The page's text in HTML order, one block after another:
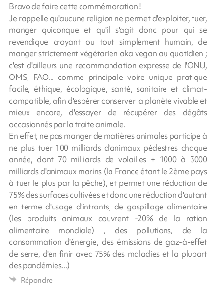
Bravo de faire cette commémoration !
Je rappelle qu'aucune religion ne permet d'exploiter, tuer,
manger quiconque et qu'il s'agit donc pour qui se
revendique croyant ou tout simplement humain, de
manger strictement végétarien aka vegan au quotidien ;
c'est d'ailleurs une recommandation expresse de l'ONU,
OMS, FAO... comme principale voire unique pratique
facile, éthique, écologique, santé, sanitaire et climat-
compatible, afin d'espérer conserver la planète vivable et
mieux encore, d'essayer de récupérer des dégâts
occasionnés par la traite animale.
En effet, ne pas manger de matières animales participe à
ne plus tuer 100 milliards d'animaux pédestres chaque
année, dont 70 milliards de volailles + 1000 à 3000
milliards d'animaux marins (la France étant le 2ème pays
à tuer le plus par la pêche), et permet une réduction de
75% des surfaces cultivées et donc une réduction d'autant
en terme d'usage d'intrants, de gaspillage alimentaire
(les produits animaux couvrent -20% de la ration
alimentaire mondiale) , des pollutions, de la
consommation d'énergie, des émissions de gaz-à-effet
de serre, d'en finir avec 75% des maladies et la plupart
des pandémies...)
Répondre